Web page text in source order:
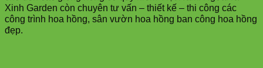
Xinh Garden còn chuyên tư vấn – thiết kế – thi công các
công trình hoa hồng, sân vườn hoa hồng ban công hoa hồng
đẹp.